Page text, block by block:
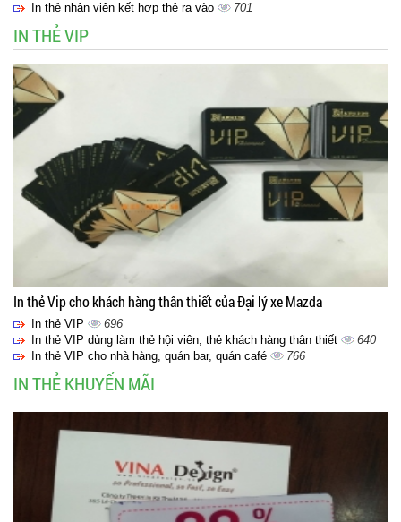
In thẻ nhân viên kết hợp thẻ ra vào
701
IN THẺ VIP
In thẻ Vip cho khách hàng thân thiết của Đại lý xe Mazda
In thẻ VIP
696
In thẻ VIP dùng làm thẻ hội viên, thẻ khách hàng thân thiết
640
In thẻ VIP cho nhà hàng, quán bar, quán café
766
IN THẺ KHUYẾN MÃI